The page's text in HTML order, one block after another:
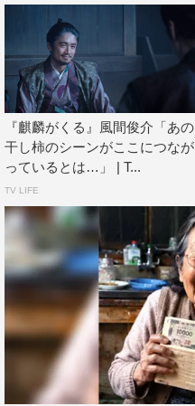
『麒麟がくる』風間俊介「あの
干し柿のシーンがここにつなが
っているとは…」 | T...
TV LIFE